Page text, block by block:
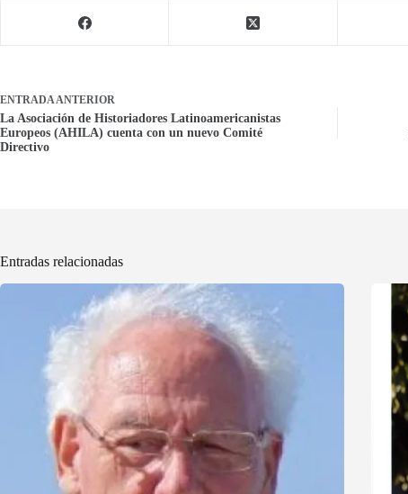
ENTRADAANTERIOR
La Asociación de Historiadores Latinoamericanistas
Europeos (AHILA) cuenta con un nuevo Comité
Directivo
Entradas relacionadas